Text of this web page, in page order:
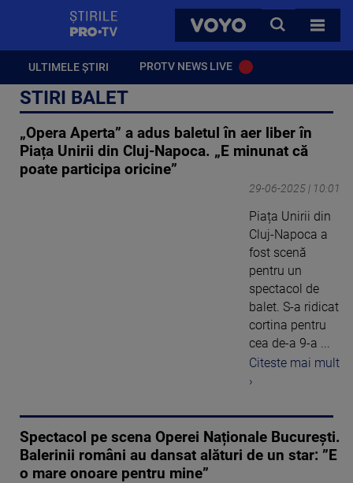
VOYO
CAUTA
TOATE
ULTIMELE ȘTIRI PROTV NEWS LIVE
STIRI BALET
„Opera Aperta” a adus baletul în aer liber în
Piața Unirii din Cluj-Napoca. „E minunat că
poate participa oricine”
29-06-2025 | 10:01
Piața Unirii din
Cluj-Napoca a
fost scenă
pentru un
spectacol de
balet. S-a ridicat
cortina pentru
cea de-a 9-a ...
Citeste mai mult
›
Spectacol pe scena Operei Naționale București.
Balerinii români au dansat alături de un star: ”E
o mare onoare pentru mine”